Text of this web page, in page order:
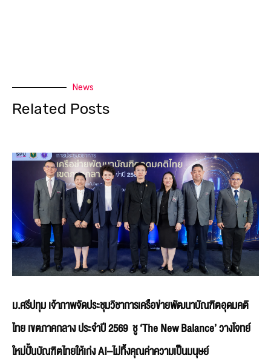
News
Related Posts
ม.ศรีปทุม เจ้าภาพจัดประชุมวิชาการเครือข่ายพัฒนาบัณฑิตอุดมคติ
ไทย เขตภาคกลาง ประจำปี 2569 ชู ‘The New Balance’ วางโจทย์
ใหม่ปั้นบัณฑิตไทยให้เก่ง AI–ไม่ทิ้งคุณค่าความเป็นมนุษย์